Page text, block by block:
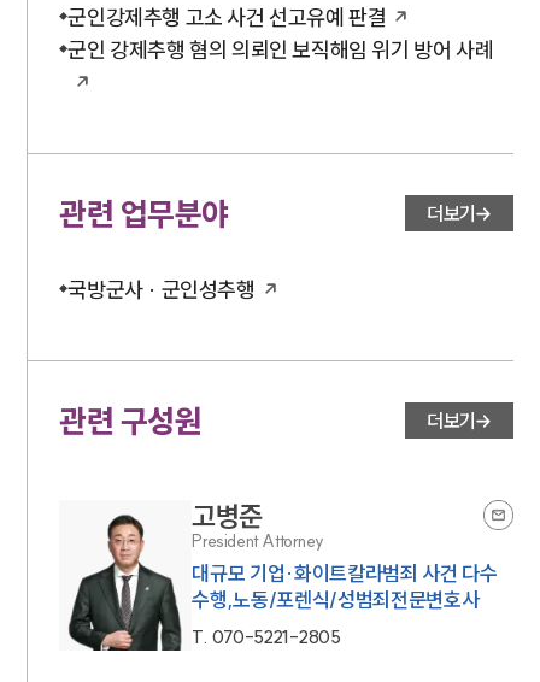
군인강제추행 고소 사건 선고유예 판결
군인 강제추행 혐의 의뢰인 보직해임 위기 방어 사례
관련 업무분야 더보기
국방군사 · 군인성추행
관련 구성원 더보기
고병준
President Attorney
대규모 기업·화이트칼라범죄 사건 다수
수행,노동/포렌식/성범죄전문변호사
T. 070-5221-2805